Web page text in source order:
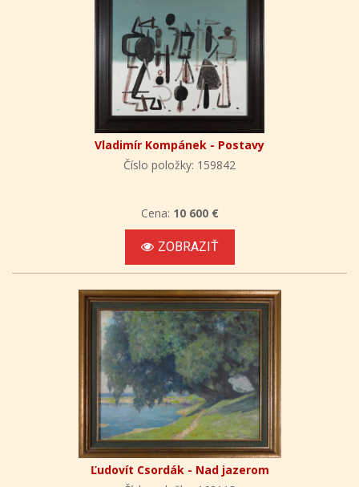
Vladimír Kompánek - Postavy
Číslo položky: 159842
Cena: 10 600 €
ZOBRAZIŤ
Ľudovít Csordák - Nad jazerom